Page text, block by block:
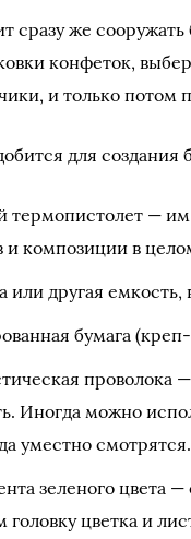
сразу же
конфеток,
и только потом
для создания
термопистолет —
и композиции в
или другая емкость,
бумага
проволока
Иногда можно
уместно смотрятся.
зеленого цвета
головку цветка и